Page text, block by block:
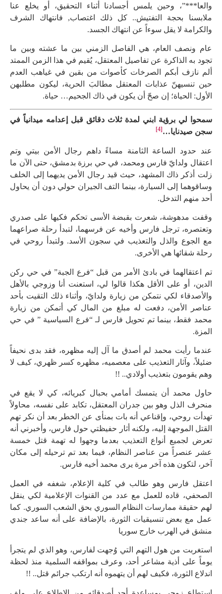
والعا***”، وحين يلمس أجسادنا أثناء التحقيق، أو يخلع عنا
ملابسنا بحجة التفتيش.. كل ذلك اغتصاب, فانتهاك الشرف
والكرامة لا يقل سوءاً عن انتهاك الجسد.
عام ونصف العام، هي الفاصل الزمني بين ما عشته وبين ما
تجود به الذاكرة عن تفاصيل المعتقل، يُقيم في هذا الزمن الممتد
ألم نازف أبكم الصرخات كأصوات من بقين في غياهب العدم
حين تنسيهنّ عذابات المعتقل مطالبَ الحرية، ليكون مطلبهن
الأول: الحياة؛ إن صحّ أن يكون في ذاك الجحيم… حياة.
سمحوا لي برؤية ابني لمدة ثلاث دقائق قبل إعدامه ميدانياً في
سجن صيدنايا… [4]
عند حدود الساعة الثامنة مساءً داهم رجال الأمن بيتي وتم
اعتقال ولدايّ فارس ومحمد، في حي برزة بدمشق، حتى الآن ما
زلت أذكر ذاك المشهد، حيث قيد رجال الأمن يديهما إلى الخلف
وساقوهما إلى السيارة، بينما التف الجيران حولي دون أن يحاول
أحد منهم التدخل.
وقفت مدهوشة، شعرت بقبضة الأسى تحكم فكيها على صدري
وتعتصره، ترجل فارس وأخيه عن فرسهما، لتبدأ رحلة صراعهما
مع الجوع والذل والتعذيب في سجون الأسد. ولتبدأ روحي في
رحلة شقائها هي الأخرى.
تم اعتقالهما في بادئ الأمر من قبل “فرع الجبة” في حي ركن
الدين، أو على الأقل هكذا قالوا لي، استعنت أنا وزوجي بالأهل
والأصدقاء لكي نتمكن من زيارة ولدايّ، وأثناء ذلك التقيت بأحد
عناصر الأمن، دفعت له مبلغ من المال كي أتمكن من زيارة
محمد فقط، بينما تم تحويل فارس لـ “فرع السياسية ” في حي
المزة.
عندما رأيت محمد لم أصدق ما آل إليه مظهره، فقد بدى نحيفاً
ضئيلاً، وآثار التعذيب على معصميه، مظهره كسر ظهري، كيف لا
وهم يقومون بتعذيب أولادي.. !!
حاول محمد أن يتمسك أمامي بحبال كبريائه، كي لا يقع في
منحرف الذل وهو بين جدران المعتقل، تكابد على نفسه، محاولاً
تهدأت روحي، وإقناعي أنه بات بمنأى عن الخطر بعد أن نكر تهم
القتل الموجهة إليه، ولكنه أثار حفيظتي حول فارس، وأخبرني أنه
تعرض لجميع أنواع التعذيب بعدما وجهوا له تهمة قتل خمسة
عشر عنصراً من عناصر النظام، فيما بعد تم ترحيله إلى مكان
آخر، لتكون هذه آخر مرة يرى محمد أخيه فارس.
اعتقل فارس وهو طالب في كلية الإعلام، شغفه في العمل
الصحفي، قاده للعمل مع عدد من القنوات الإعلامية لكي ينقل
لهم حقيقة ممارسات النظام السوري بحق الشعب السوري. كما
عمل مع بعض تنسيقيات الثورة، بالإضافة على أنه ساعد جندي
منشق في الهرب خارج سوريا
استغربت من هول التهم التي وُجهت لفارس، وهو الذي لم يتجرأ
يوماً على أذية مشاعر أحد، وعرف بمواقفه السلمية منذ لحظة
اندلاع الثورة، فكيف لهم أن يتهموه أنه ارتكب جرائم قتل.. !!